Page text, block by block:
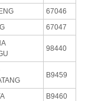
67046
67047
98440
B9459
B9460